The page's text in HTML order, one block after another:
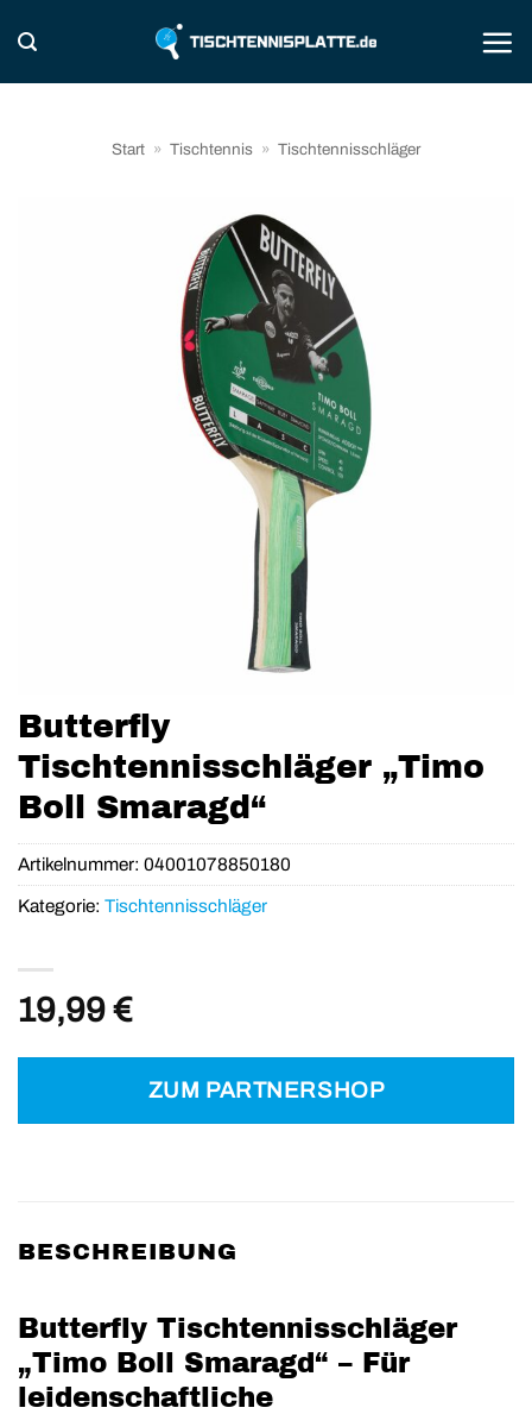
Inhalt
springen
Start » Tischtennis » Tischtennisschläger
Butterfly
Tischtennisschläger „Timo
Boll Smaragd“
19,99€
ZUM PARTNERSHOP
Artikelnummer: 04001078850180
Kategorie: Tischtennisschläger
BESCHREIBUNG
Butterfly Tischtennisschläger
„Timo Boll Smaragd“ – Für
leidenschaftliche